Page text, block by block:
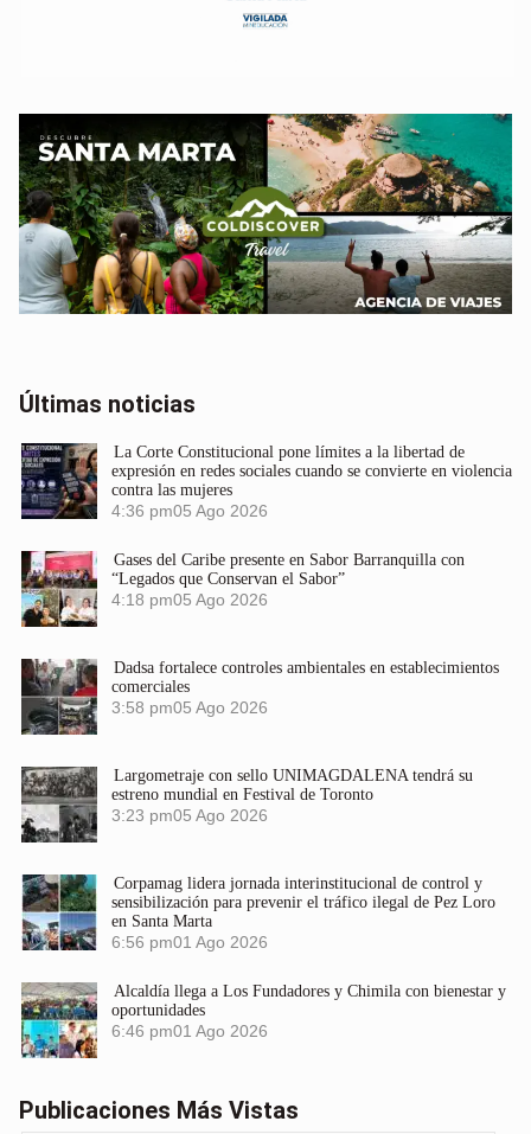
Últimas noticias
La Corte Constitucional pone límites a la libertad de
expresión en redes sociales cuando se convierte en violencia
contra las mujeres
4:36 pm05 Ago 2026
Gases del Caribe presente en Sabor Barranquilla con
“Legados que Conservan el Sabor”
4:18 pm05 Ago 2026
Dadsa fortalece controles ambientales en establecimientos
comerciales
3:58 pm05 Ago 2026
Largometraje con sello UNIMAGDALENA tendrá su
estreno mundial en Festival de Toronto
3:23 pm05 Ago 2026
Corpamag lidera jornada interinstitucional de control y
sensibilización para prevenir el tráfico ilegal de Pez Loro
en Santa Marta
6:56 pm01 Ago 2026
Alcaldía llega a Los Fundadores y Chimila con bienestar y
oportunidades
6:46 pm01 Ago 2026
Publicaciones Más Vistas